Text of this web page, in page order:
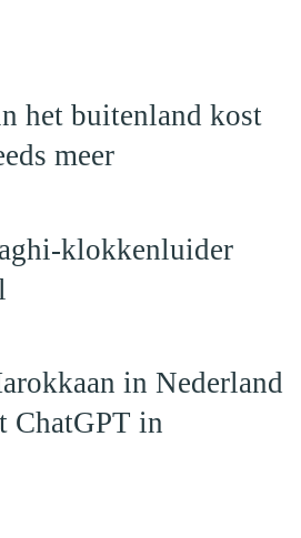
het buitenland kost
meer
klokkenluider
in Nederland
ChatGPT in